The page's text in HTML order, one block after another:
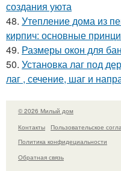
создания уюта
48. Утепление дома из
кирпич: основные
49. Размеры окон для
50. Установка лаг под
лаг , сечение, шаг и
© 2026 Милый дом
Контакты
Пользовательское
Политика конфидециальности
Обратная связь